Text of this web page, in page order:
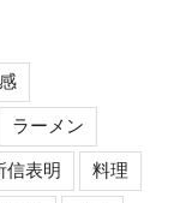
ラーメン
信表明 料理